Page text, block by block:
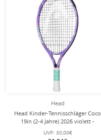
Head
Head Kinder-Tennisschläger Coco
19in (2-4 Jahre) 2026 violett -
besaitet -
UVP: 30,00€